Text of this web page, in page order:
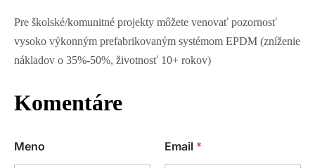
Pre školské/komunitné projekty môžete venovať pozornosť
vysoko výkonným prefabrikovaným systémom EPDM (zníženie
nákladov o 35%-50%, životnosť 10+ rokov)
Komentáre
Meno Email *